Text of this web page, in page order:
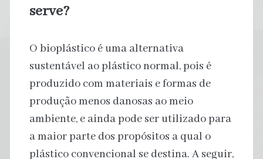
serve?
O bioplástico é uma alternativa
sustentável ao plástico normal, pois é
produzido com materiais e formas de
produção menos danosas ao meio
ambiente, e ainda pode ser utilizado para
a maior parte dos propósitos a qual o
plástico convencional se destina. A seguir,